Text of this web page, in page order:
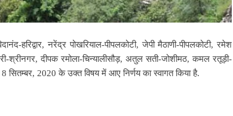
हरिद्वार, नरेंद्र पोखरियाल-पीपलकोटी, जेपी मैठाणी-पीपलकोटी, रमेश
श्रीनगर, दीपक रमोला-चिन्‍यालीसौड़, अतुल सती-जोशीमठ, कमल रतूड़ी-
सितम्बर, 2020 के उक्‍त विषय में आए निर्णय का स्वागत किया है.